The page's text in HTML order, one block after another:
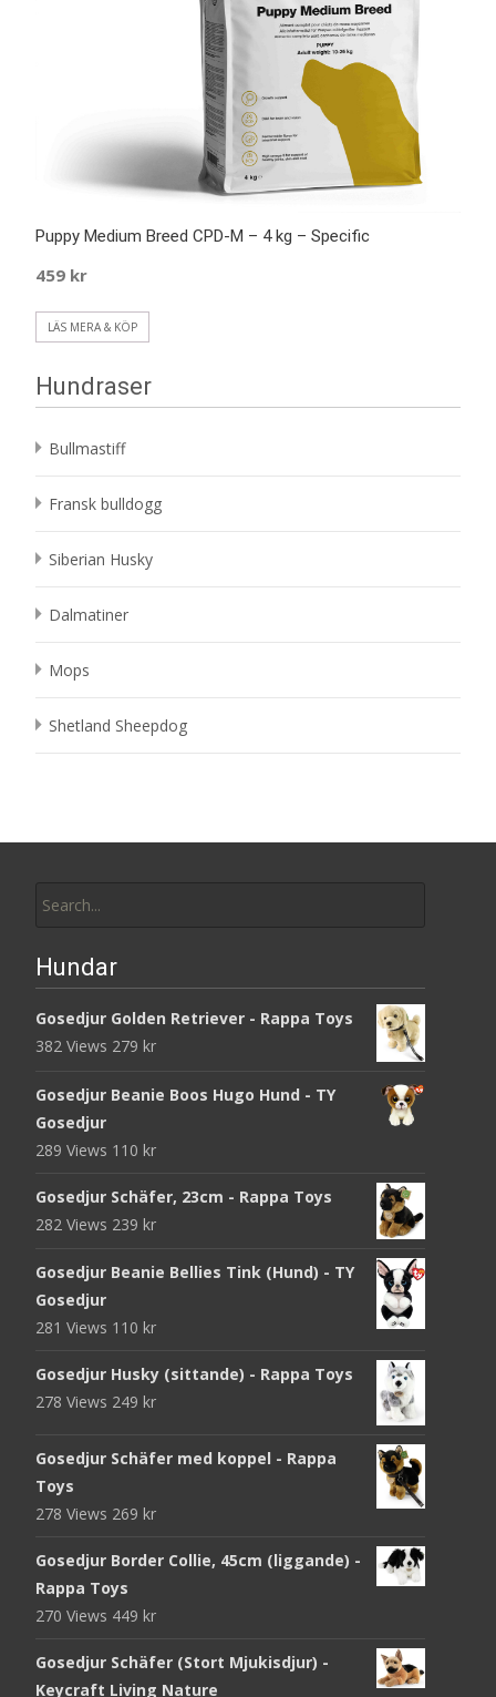
Puppy Medium Breed CPD-M – 4 kg – Specific
459 kr
LÄS MERA & KÖP
Hundraser
Bullmastiff
Fransk bulldogg
Siberian Husky
Dalmatiner
Mops
Shetland Sheepdog
for:
Hundar
Gosedjur Golden Retriever - Rappa Toys
382 Views 279 kr
Gosedjur Beanie Boos Hugo Hund - TY
Gosedjur
289 Views 110 kr
Gosedjur Schäfer, 23cm - Rappa Toys
282 Views 239 kr
Gosedjur Beanie Bellies Tink (Hund) - TY
Gosedjur
281 Views 110 kr
Gosedjur Husky (sittande) - Rappa Toys
278 Views 249 kr
Gosedjur Schäfer med koppel - Rappa
Toys
278 Views 269 kr
Gosedjur Border Collie, 45cm (liggande) -
Rappa Toys
270 Views 449 kr
Gosedjur Schäfer (Stort Mjukisdjur) -
Keycraft Living Nature